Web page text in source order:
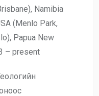
Namibia
(Menlo Park,
Papua New
– present